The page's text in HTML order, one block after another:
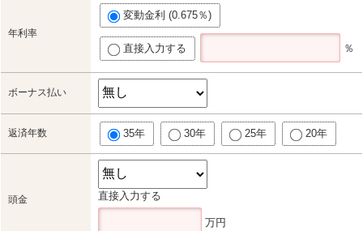
年利率
変動金利 (0.675％)
直接入力する ％
ボーナス払い
返済年数 35年 30年 25年 20年
頭金 直接入力する
万円